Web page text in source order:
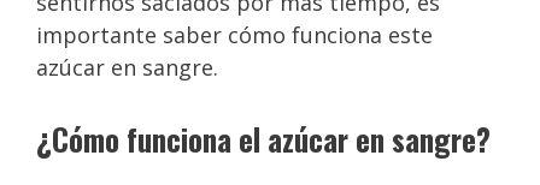
importante saber cómo funciona este
azúcar en sangre.
¿Cómo funciona el azúcar en sangre?